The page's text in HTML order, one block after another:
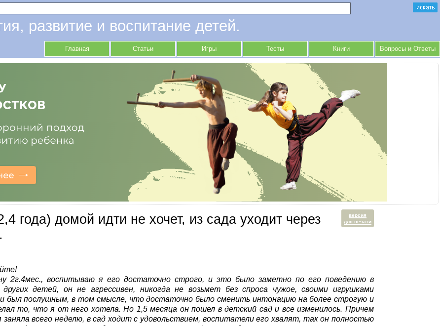
развитие и воспитание детей.
Главная Статьи Игры Тесты Книги Вопросы и Ответы
версия
для печати
года) домой идти не хочет, из сада уходит через
2г.4мес., воспитываю я его достаточно строго, и это было заметно по его поведению в
детей, он не агрессивен, никогда не возьмет без спроса чужое, своими игрушками
был послушным, в том смысле, что достаточно было сменить интонацию на более строгую и
то, что я от него хотела. Но 1,5 месяца он пошел в детский сад и все изменилось. Причем
заняла всего неделю, в сад ходит с удовольствием, воспитатели его хвалят, так он полностью